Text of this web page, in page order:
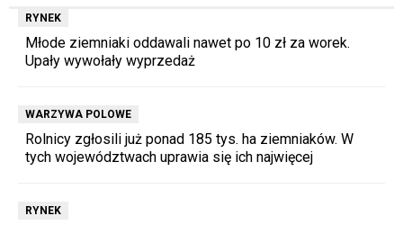
RYNEK
Młode ziemniaki oddawali nawet po 10 zł za worek.
Upały wywołały wyprzedaż
WARZYWA POLOWE
Rolnicy zgłosili już ponad 185 tys. ha ziemniaków. W
tych województwach uprawia się ich najwięcej
RYNEK